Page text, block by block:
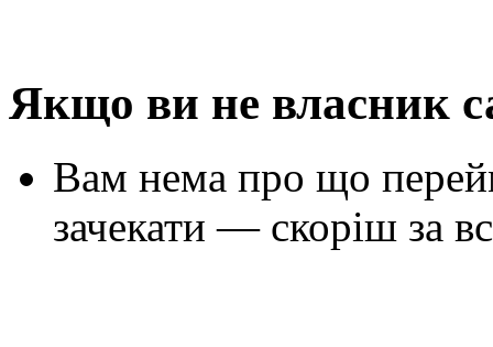
Якщо ви не власник
Вам нема про що
зачекати — скоріш за